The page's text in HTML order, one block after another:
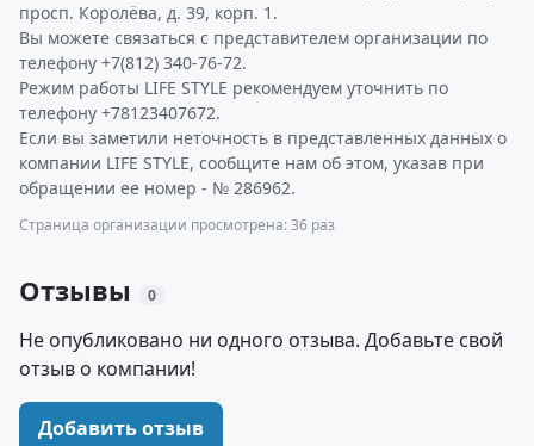
просп. Королёва, д. 39, корп. 1.
Вы можете связаться с представителем организации по
телефону +7(812) 340-76-72.
Режим работы LIFE STYLE рекомендуем уточнить по
телефону +78123407672.
Если вы заметили неточность в представленных данных о
компании LIFE STYLE, сообщите нам об этом, указав при
обращении ее номер - № 286962.
Страница организации просмотрена: 36 раз
Отзывы 0
Не опубликовано ни одного отзыва. Добавьте свой
отзыв о компании!
Добавить отзыв